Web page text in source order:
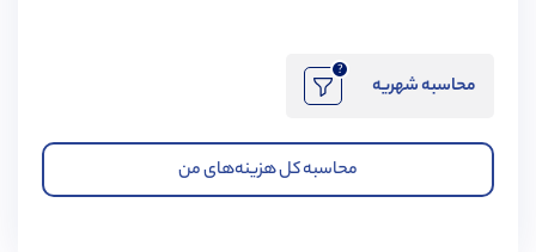
محاسبه شهریه
?
محاسبه کل هزینه‌های من